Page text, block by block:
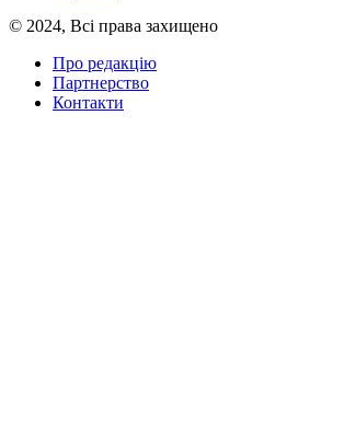
© 2024, Всі права захищено
Про редакцію
Партнерство
Контакти